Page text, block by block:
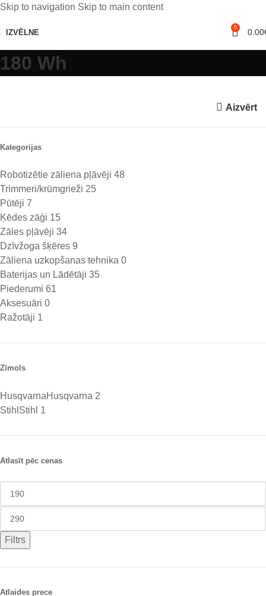
Skip to navigation Skip to main content
IZVĒLNE
0 0.00
180 Wh
Aizvērt
Kategorijas
Robotizētie zāliena pļāvēji 48
Trimmeri/krūmgrieži 25
Pūtēji 7
Ķēdes zāģi 15
Zāles pļāvēji 34
Dzīvžoga šķēres 9
Zāliena uzkopšanas tehnika 0
Baterijas un Lādētāji 35
Piederumi 61
Aksesuāri 0
Ražotāji 1
Zīmols
HusqvarnaHusqvarna 2
Stihl Stihl 1
Atlasīt pēc cenas
Filtrs
Atlaides prece